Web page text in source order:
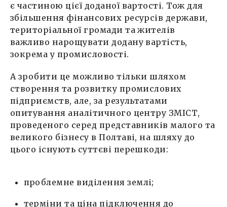
є частиною цієї доданої вартості. Тож для
збільшення фінансових ресурсів держави,
територіальної громади та жителів
важливо нарощувати додану вартість,
зокрема у промисловості.
А зробити це можливо тільки шляхом
створення та розвитку промислових
підприємств, але, за результатами
опитування аналітичного центру ЗМІСТ,
проведеного серед представників малого та
великого бізнесу в Полтаві, на шляху до
цього існують суттєві перешкоди:
проблемне виділення землі;
терміни та ціна підключення до